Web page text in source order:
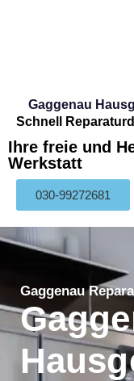
Gaggenau
Schnell
Ihre freie und
Werkstatt
030-99272681
Gaggenau